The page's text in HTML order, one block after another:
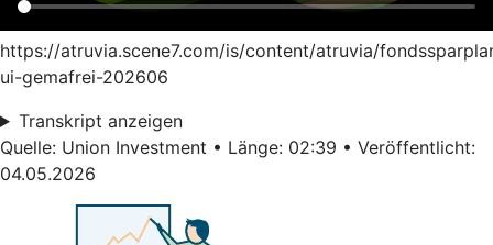
https://atruvia.scene7.com/is/content/atruvia/
ui-gemafrei-202606
Transkript anzeigen
Quelle: Union Investment • Länge: 02:39 • Veröffentlicht:
04.05.2026